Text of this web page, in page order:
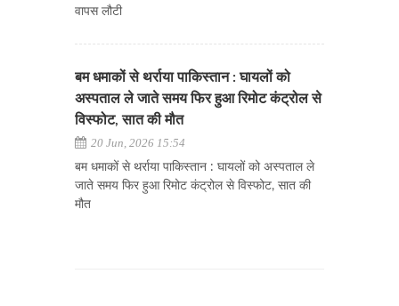
वापस लौटी
बम धमाकों से थर्राया पाकिस्तान : घायलों को
अस्पताल ले जाते समय फिर हुआ रिमोट कंट्रोल से
विस्फोट, सात की मौत
20 Jun, 2026 15:54
बम धमाकों से थर्राया पाकिस्तान : घायलों को अस्पताल ले
जाते समय फिर हुआ रिमोट कंट्रोल से विस्फोट, सात की
मौत